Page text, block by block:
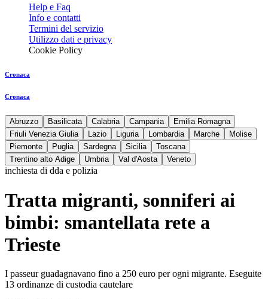
Help e Faq
Info e contatti
Termini del servizio
Utilizzo dati e privacy
Cookie Policy
Cronaca
Cronaca
Abruzzo Basilicata Calabria Campania
Emilia Romagna
Friuli Venezia Giulia
Lazio Liguria Lombardia Marche
Molise
Piemonte
Puglia Sardegna Sicilia
Toscana
Trentino alto Adige
Umbria Val d'Aosta Veneto
inchiesta di dda e polizia
Tratta migranti, sonniferi ai
bimbi: smantellata rete a
Trieste
I passeur guadagnavano fino a 250 euro per ogni migrante. Eseguite
13 ordinanze di custodia cautelare